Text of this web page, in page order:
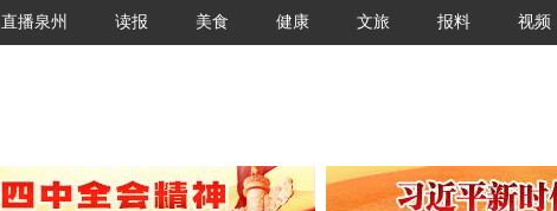
直播泉州 读报 美食 健康 文旅 报料 视频